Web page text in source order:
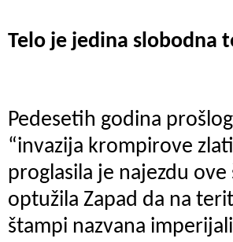
Telo je jedina slobodna
Pedesetih godina
“invazija krompirove
proglasila je najezdu
optužila Zapad da na
štampi nazvana